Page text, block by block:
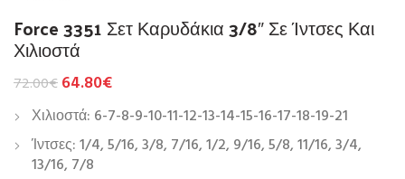
Force 3351 Σετ Καρυδάκια 3/8″ Σε Ίντσες Και
Χιλιοστά
72.00€64.80€
Χιλιοστά: 6-7-8-9-10-11-12-13-14-15-16-17-18-19-21
Ίντσες: 1/4, 5/16, 3/8, 7/16, 1/2, 9/16, 5/8, 11/16, 3/4,
13/16, 7/8